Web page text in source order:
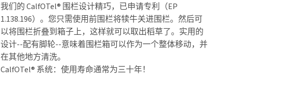
我们的 CalfOTel® 围栏设计精巧，已申请专利（EP
1.138.196）。您只需使用前围栏将犊牛关进围栏。然后可
以将围栏折叠到箱子上，这样就可以取出稻草了。实用的
设计--配有脚轮--意味着围栏箱可以作为一个整体移动，并
在其他地方清洗。
CalfOTel® 系统：使用寿命通常为三十年！